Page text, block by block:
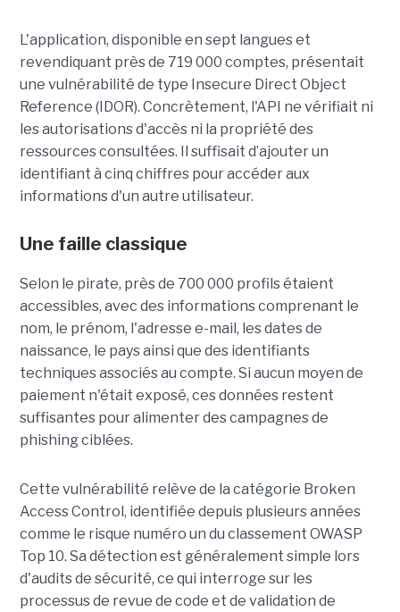
L'application, disponible en sept langues et
revendiquant près de 719 000 comptes, présentait
une vulnérabilité de type Insecure Direct Object
Reference (IDOR). Concrètement, l'API ne vérifiait ni
les autorisations d'accès ni la propriété des
ressources consultées. Il suffisait d’ajouter un
identifiant à cinq chiffres pour accéder aux
informations d'un autre utilisateur.
Une faille classique
Selon le pirate, près de 700 000 profils étaient
accessibles, avec des informations comprenant le
nom, le prénom, l'adresse e-mail, les dates de
naissance, le pays ainsi que des identifiants
techniques associés au compte. Si aucun moyen de
paiement n'était exposé, ces données restent
suffisantes pour alimenter des campagnes de
phishing ciblées.
Cette vulnérabilité relève de la catégorie Broken
Access Control, identifiée depuis plusieurs années
comme le risque numéro un du classement OWASP
Top 10. Sa détection est généralement simple lors
d'audits de sécurité, ce qui interroge sur les
processus de revue de code et de validation de